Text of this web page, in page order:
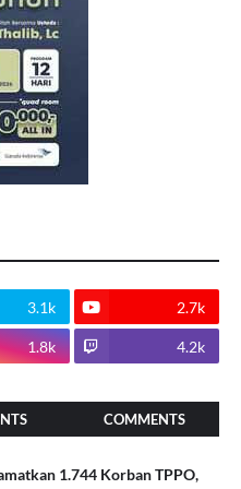
3.1k 2.7k
1.8k 4.2k
COMMENTS
1.744 Korban TPPO,